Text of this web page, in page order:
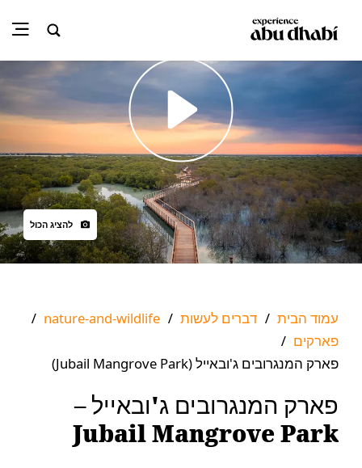
Play
להציג הכול
עמוד הבית / דברים לעשות /
nature-and-wildlife
/
פארקים /
פארק המנגרובים ג'ובאייל (Jubail Mangrove Park)
פארק המנגרובים ג'ובאייל –
Jubail Mangrove Park